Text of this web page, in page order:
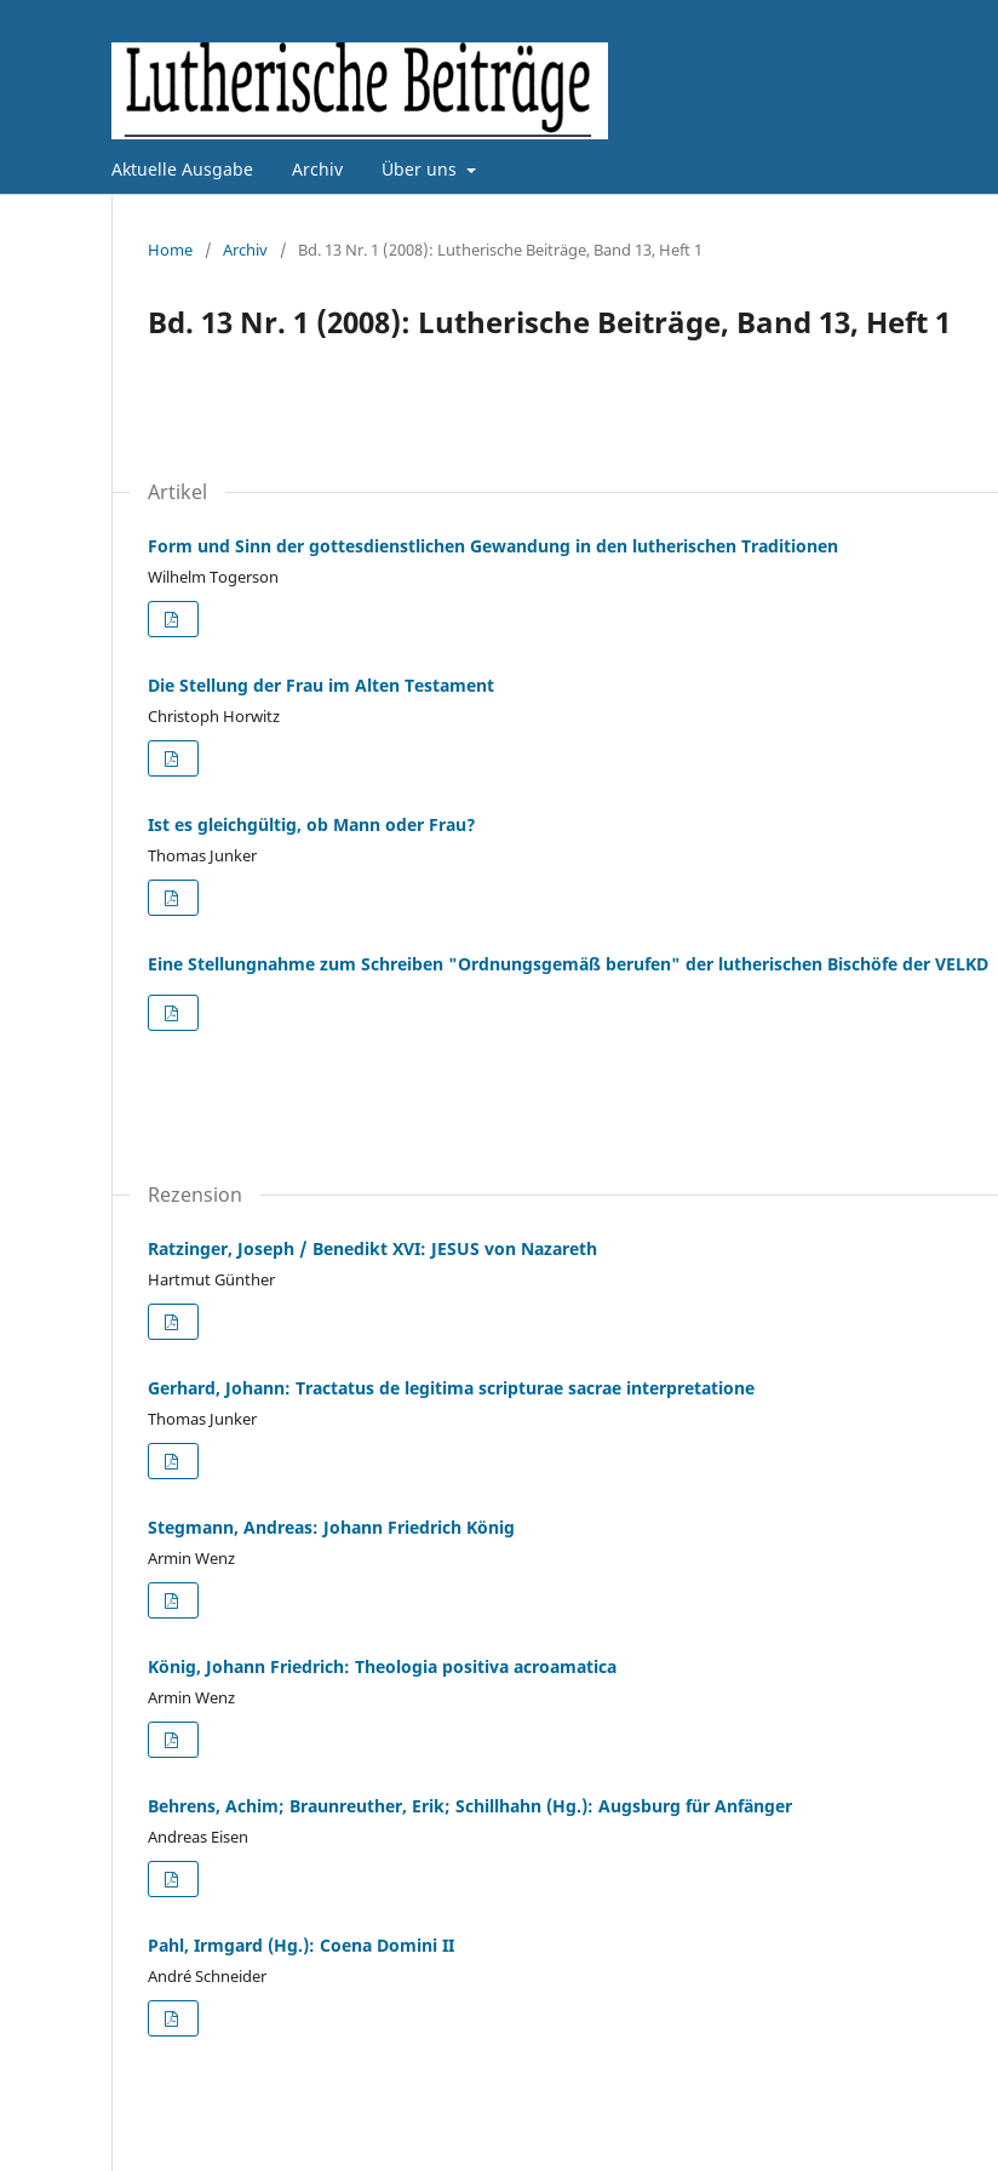
Aktuelle Ausgabe Archiv Über uns
Home / Archiv / Bd. 13 Nr. 1 (2008): Lutherische Beiträge, Band 13, Heft 1
Bd. 13 Nr. 1 (2008): Lutherische Beiträge, Band 13, Heft 1
Artikel
Form und Sinn der gottesdienstlichen Gewandung in den lutherischen Traditionen
Wilhelm Togerson
Die Stellung der Frau im Alten Testament
Christoph Horwitz
Ist es gleichgültig, ob Mann oder Frau?
Thomas Junker
Eine Stellungnahme zum Schreiben "Ordnungsgemäß berufen" der lutherischen Bischöfe der VELKD
Rezension
Ratzinger, Joseph / Benedikt XVI: JESUS von Nazareth
Hartmut Günther
Gerhard, Johann: Tractatus de legitima scripturae sacrae interpretatione
Thomas Junker
Stegmann, Andreas: Johann Friedrich König
Armin Wenz
König, Johann Friedrich: Theologia positiva acroamatica
Armin Wenz
Behrens, Achim; Braunreuther, Erik; Schillhahn (Hg.): Augsburg für Anfänger
Andreas Eisen
Pahl, Irmgard (Hg.): Coena Domini II
André Schneider